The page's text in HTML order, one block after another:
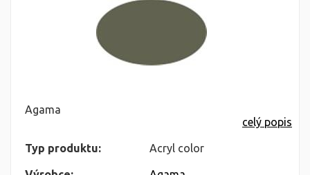
Agama
celý popis
Typ produktu: Acryl color